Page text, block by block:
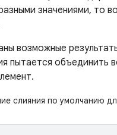
значениями, то
возможные
пытается объединить
слияния по умолчанию